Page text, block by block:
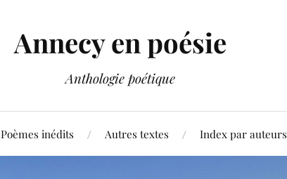
Annecy en poésie
Anthologie poétique
Poèmes inédits Autres textes Index par auteurs